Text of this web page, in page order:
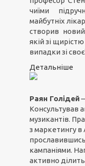
чиїми
майбутніх
створив
якій зі
випадки зі
Детальніше
Раян Голідей
Консультував
музикантів.
з маркетингу
кампаніями.
активно